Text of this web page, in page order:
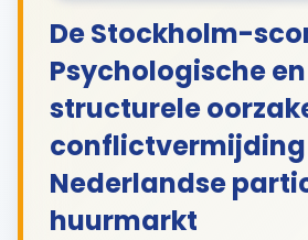
De Stockholm-
Psychologische en
structurele
conflictvermijding
Nederlandse
huurmarkt